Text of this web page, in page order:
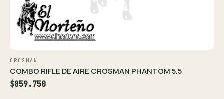
CROSMAN
COMBO RIFLE DE AIRE CROSMAN PHANTOM 5.5
$859.750